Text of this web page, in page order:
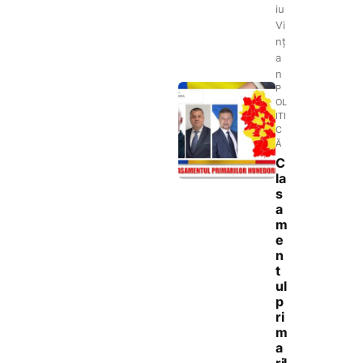
iu
Vi
nț
a
n
P
OL
ITI
C
Ă
C
la
s
a
m
e
n
t
ul
p
ri
m
a